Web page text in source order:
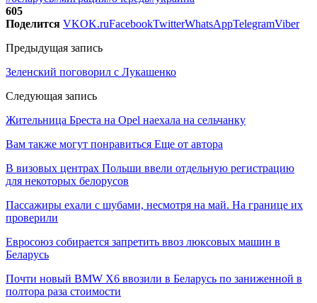
605
Поделится VKOK.ruFacebookTwitterWhatsAppTelegramViber
Предыдущая запись
Зеленский поговорил с Лукашенко
Следующая запись
Жительница Бреста на Opel наехала на сельчанку
Вам также могут понравиться Еще от автора
В визовых центрах Польши ввели отдельную регистрацию
для некоторых белорусов
Пассажиры ехали с шубами, несмотря на май. На границе их
проверили
Евросоюз собирается запретить ввоз люксовых машин в
Беларусь
Почти новый BMW X6 ввозили в Беларусь по заниженной в
полтора раза стоимости